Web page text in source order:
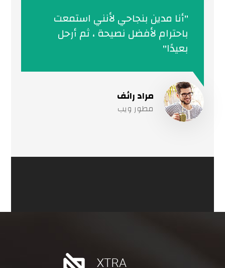
"أنا مدين بنجاحي لأنني استمعت
باحترام لأفضل نصيحة ، ثم أرحل
بعيدًا"
مراد رائف
مطور ويب